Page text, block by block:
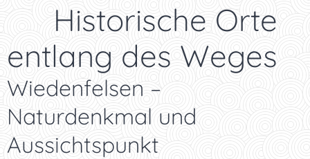
🏰 Historische Orte
entlang des Weges
Wiedenfelsen –
Naturdenkmal und
Aussichtspunkt